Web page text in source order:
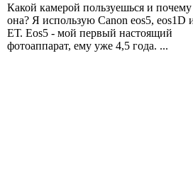
Какой камерой пользуешься и
она? Я использую Canon eos5, eos1D
ЕТ. Eos5 - мой первый настоящий
фотоаппарат, ему уже 4,5 года. ...